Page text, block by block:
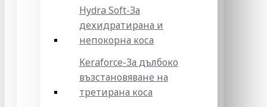
Hydra Soft-За
дехидратирана и
непокорна коса
Keraforce-За дълбоко
възстановяване на
третирана коса